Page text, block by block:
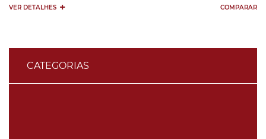
CATEGORIAS
VER DETALHES + COMPARAR